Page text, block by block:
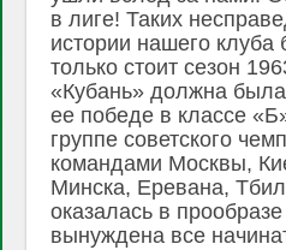
в лиге! Таких
истории нашего клуба
только стоит сезон
«Кубань» должна была
ее победе в классе
группе советского
командами Москвы,
Минска, Еревана,
оказалась в
вынуждена все